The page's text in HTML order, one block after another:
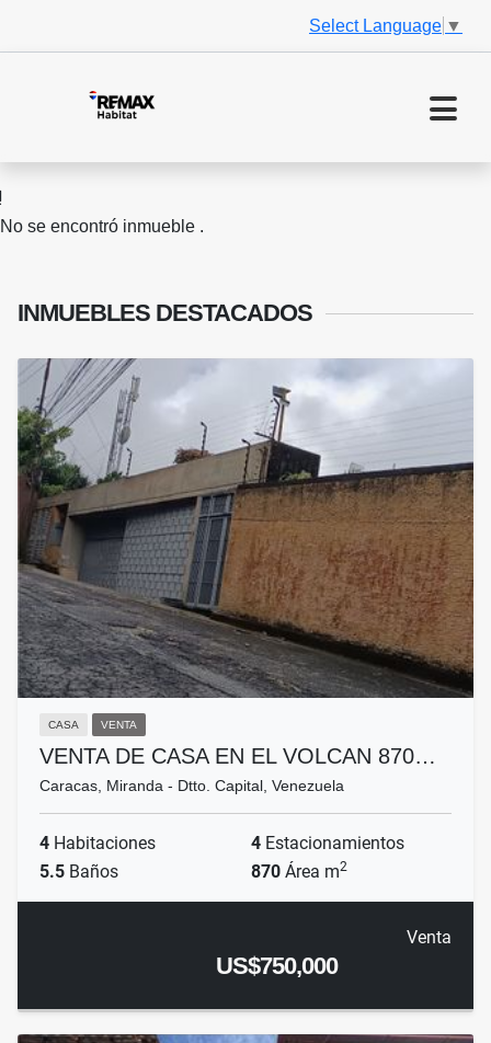
Select Language ▼
No se encontró inmueble .
INMUEBLES DESTACADOS
CASA VENTA
VENTA DE CASA EN EL VOLCAN 870…
Caracas, Miranda - Dtto. Capital, Venezuela
4 Habitaciones 4 Estacionamientos
5.5 Baños 870 Área m2
Venta
US$750,000